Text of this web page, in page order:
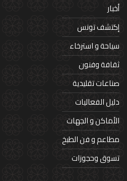
أخبار
إكتشف تونس
سياحة و استرخاء
ثقافة وفنون
صناعات تقليدية
دليل الفعاليات
الأماكن و الجهات
مطاعم و فن الطبخ
تسوق وحجوزات